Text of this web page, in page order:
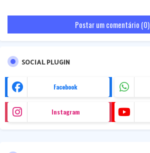
Postar um comentário (0)
SOCIAL PLUGIN
Facebook
Instagram